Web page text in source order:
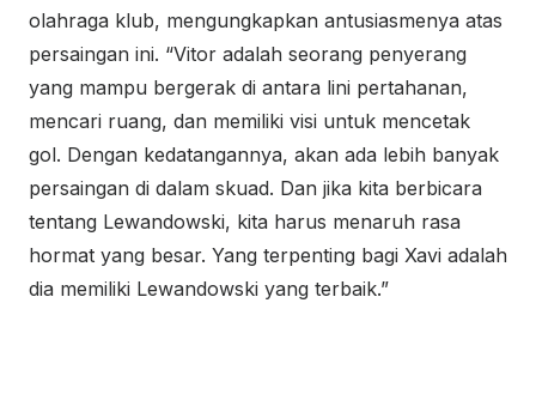
olahraga klub, mengungkapkan antusiasmenya atas
persaingan ini. “Vitor adalah seorang penyerang
yang mampu bergerak di antara lini pertahanan,
mencari ruang, dan memiliki visi untuk mencetak
gol. Dengan kedatangannya, akan ada lebih banyak
persaingan di dalam skuad. Dan jika kita berbicara
tentang Lewandowski, kita harus menaruh rasa
hormat yang besar. Yang terpenting bagi Xavi adalah
dia memiliki Lewandowski yang terbaik.”